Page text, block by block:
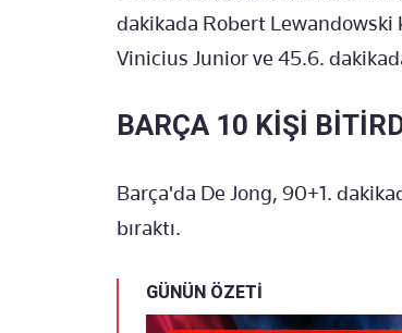
dakikada Robert
Vinicius Junior ve 45.6.
BARÇA 10 KİŞİ
Barça'da De Jong, 90+1.
bıraktı.
GÜNÜN ÖZETİ